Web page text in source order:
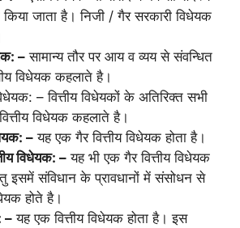
किया जाता है। निजी / गैर सरकारी विधेयक
–सामान्य तौर पर आय व व्यय से संवन्धित
विधेयक कहलाते है।
– वित्तीय विधेयकों के अतिरिक्त सभी
विधेयक कहलाते है।
– यह एक गैर वित्तीय विधेयक होता है।
विधेयक: – यह भी एक गैर वित्तीय विधेयक
इसमें संविधान के प्रावधानों में संसोधन से
होते है।
– यह एक वित्तीय विधेयक होता है। इस